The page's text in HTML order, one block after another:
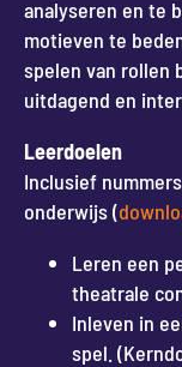
analyseren en te
motieven te
spelen van rollen
uitdagend en
Leerdoelen
Inclusief
onderwijs (
Leren een
theatrale
Inleven in
spel.